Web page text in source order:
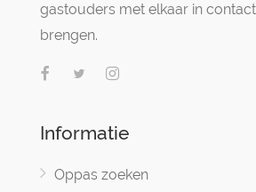
gastouders met elkaar in
brengen.
Informatie
Oppas zoeken